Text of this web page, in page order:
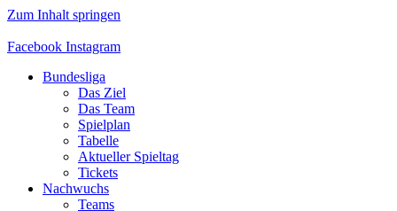
Zum Inhalt springen
Facebook Instagram
Bundesliga
Das Ziel
Das Team
Spielplan
Tabelle
Aktueller Spieltag
Tickets
Nachwuchs
Teams